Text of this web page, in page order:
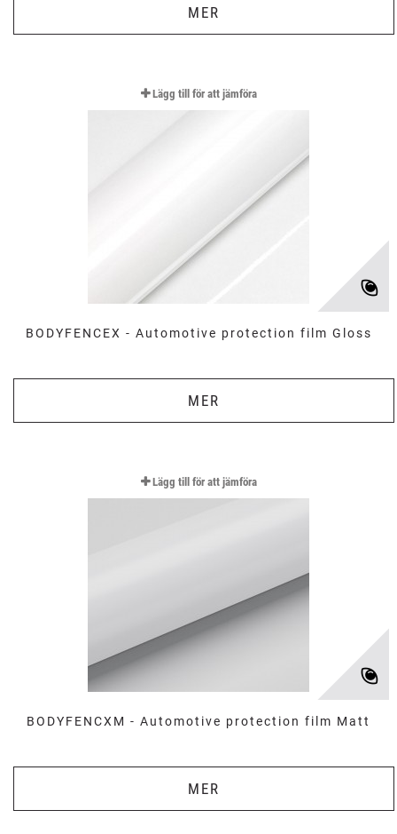
MER
BODYFENCEX - Automotive protection film Gloss
MER
Lägg till för att jämföra
BODYFENCXM - Automotive protection film Matt
MER
Lägg till för att jämföra